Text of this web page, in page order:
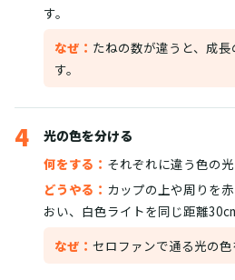
す。
なぜ： たねの数が違うと、成
す。
4
光の色を分ける
何をする： それぞれに違う色の光
どうやる： カップの上や周りを
おい、白色ライトを同じ距離
なぜ： セロファンで通る光の色